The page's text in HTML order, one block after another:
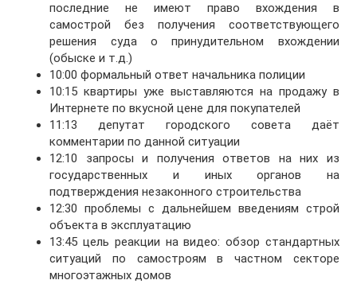
последние не имеют право вхождения в
самострой без получения соответствующего
решения суда о принудительном вхождении
(обыске и т.д.)
10:00 формальный ответ начальника полиции
10:15 квартиры уже выставляются на продажу в
Интернете по вкусной цене для покупателей
11:13 депутат городского совета даёт
комментарии по данной ситуации
12:10 запросы и получения ответов на них из
государственных и иных органов на
подтверждения незаконного строительства
12:30 проблемы с дальнейшем введениям строй
объекта в эксплуатацию
13:45 цель реакции на видео: обзор стандартных
ситуаций по самостроям в частном секторе
многоэтажных домов